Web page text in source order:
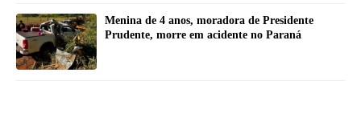
Menina de 4 anos, moradora de Presidente
Prudente, morre em acidente no Paraná